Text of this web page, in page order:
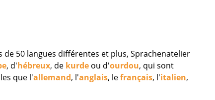
50 langues différentes et plus, Sprachenatelier
, d'hébreux, de kurde ou d'ourdou, qui sont
que l'allemand, l'anglais, lefrançais, l'italien,